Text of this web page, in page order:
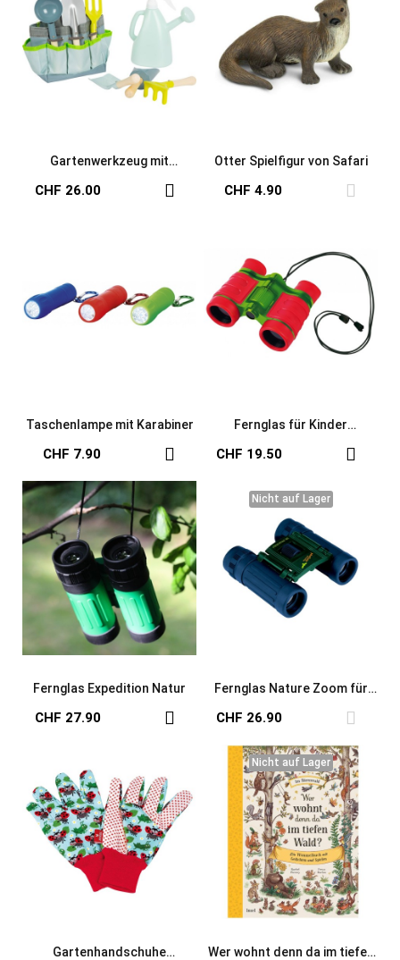
Gartenwerkzeug mit
CHF 26.00
Otter Spielfigur von Safari
CHF 4.90
Taschenlampe mit Karabiner
CHF 7.90
Fernglas für Kinder
CHF 19.50
Fernglas Expedition Natur
CHF 27.90
Nicht auf Lager
Nicht auf Lager
Fernglas Nature Zoom für
CHF 26.90
Gartenhandschuhe
Nicht auf Lager
Nicht auf Lager
Wer wohnt denn da im tiefen